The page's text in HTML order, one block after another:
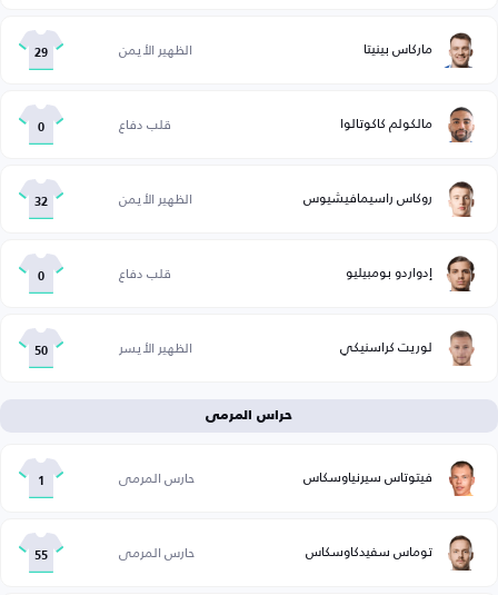
ماركاس بينيتا الظهير الأيمن 29
مالكولم كاكوتالوا قلب دفاع 0
روكاس راسيمافيشيوس الظهير الأيمن 32
إدواردو بومبيليو قلب دفاع 0
لوريت كراسنيكي الظهير الأيسر 50
حراس المرمى
فيتوتاس سيرنياوسكاس حارس المرمى 1
توماس سفيدكاوسكاس حارس المرمى 55